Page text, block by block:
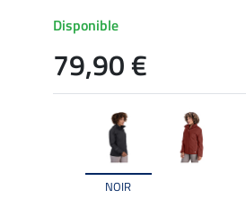
NOIR
Disponible
79,90 €